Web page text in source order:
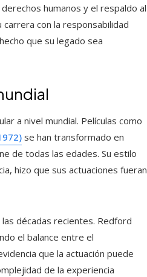
humanos y el respaldo al
con la responsabilidad
que su legado sea
a nivel mundial. Películas como
se han transformado en
de todas las edades. Su estilo
hizo que sus actuaciones fueran
décadas recientes. Redford
el balance entre el
que la actuación puede
de la experiencia